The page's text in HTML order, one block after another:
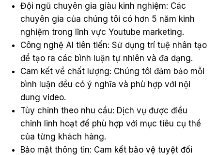
Đội ngũ chuyên gia giàu kinh nghiệm: Các
chuyên gia của chúng tôi có hơn 5 năm kinh
nghiệm trong lĩnh vực Youtube marketing.
Công nghệ AI tiên tiến: Sử dụng trí tuệ nhân tạo
để tạo ra các bình luận tự nhiên và đa dạng.
Cam kết về chất lượng: Chúng tôi đảm bảo mỗi
bình luận đều có ý nghĩa và phù hợp với nội
dung video.
Tùy chỉnh theo nhu cầu: Dịch vụ được điều
chỉnh linh hoạt để phù hợp với mục tiêu cụ thể
của từng khách hàng.
Bảo mật thông tin: Cam kết bảo vệ tuyệt đối